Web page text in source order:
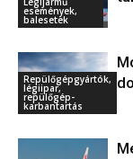
események,
balesetek
Repülőgépgyártók,
légiipar,
repülőgép-
karbantartás